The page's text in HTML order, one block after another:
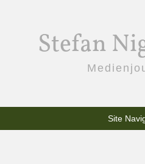
Stefan
Site